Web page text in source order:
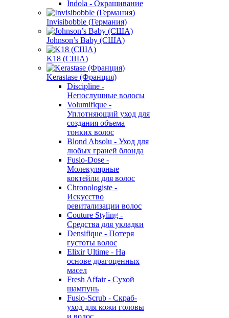
Indola - Окрашивание
Invisibobble (Германия)
Johnson’s Baby (США)
K18 (США)
Kerastase (Франция)
Discipline -
Непослушные волосы
Volumifique -
Уплотняющий уход для
создания объема
тонких волос
Blond Absolu - Уход для
любых граней блонда
Fusio-Dose -
Молекулярные
коктейли для волос
Chronologiste -
Искусство
ревитализации волос
Couture Styling -
Средства для укладки
Densifique - Потеря
густоты волос
Elixir Ultime - На
основе драгоценных
масел
Fresh Affair - Сухой
шампунь
Fusio-Scrub - Скраб-
уход для кожи головы
и волос